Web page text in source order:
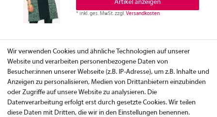
Artikel anzeigen
*inkl. ges. MwSt.zzgl.Versandkosten
Wir verwenden Cookies und ähnliche Technologien auf unserer
Website und verarbeiten personenbezogene Daten von
Besucher:innen unserer Webseite (z.B. IP-Adresse), um z.B. Inhalte und
Anzeigen zu personalisieren, Medien von Drittanbietern einzubinden
oder Zugriffe auf unsere Website zu analysieren. Die
Datenverarbeitung erfolgt erst durch gesetzte Cookies. Wir teilen
diese Daten mit Dritten, die wir in den Einstellungen benennen.